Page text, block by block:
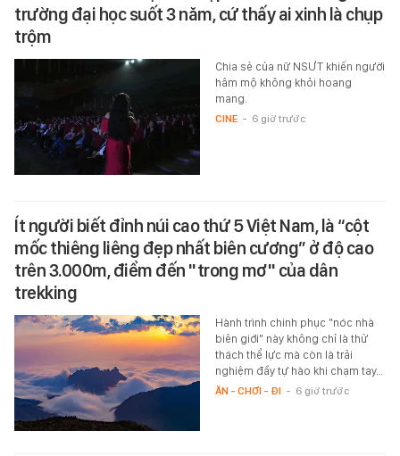
trường đại học suốt 3 năm, cứ thấy ai xinh là chụp
trộm
Chia sẻ của nữ NSƯT khiến người
hâm mộ không khỏi hoang
mang.
CINE - 6 giờ trước
Ít người biết đỉnh núi cao thứ 5 Việt Nam, là “cột
mốc thiêng liêng đẹp nhất biên cương” ở độ cao
trên 3.000m, điểm đến "trong mơ" của dân
trekking
Hành trình chinh phục "nóc nhà
biên giới" này không chỉ là thử
thách thể lực mà còn là trải
nghiệm đầy tự hào khi chạm tay…
ĂN - CHƠI - ĐI - 6 giờ trước